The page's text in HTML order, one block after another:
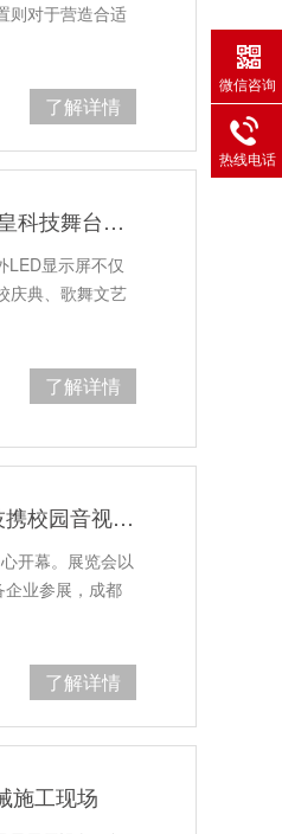
则对于营造合适
了解详情
学校体育场户外LED显示屏如何选择及安装注意事项 鹰皇科技舞台音视频一站式服务商
LED显示屏不仅
庆典、歌舞文艺
了解详情
川渝毗邻地区首届教育体育(遂宁)展览会开展，鹰皇科技携校园音视频、校园录播设备亮相展会
开幕。展览会以
企业参展，成都
了解详情
施工现场
微信咨询
热线电话